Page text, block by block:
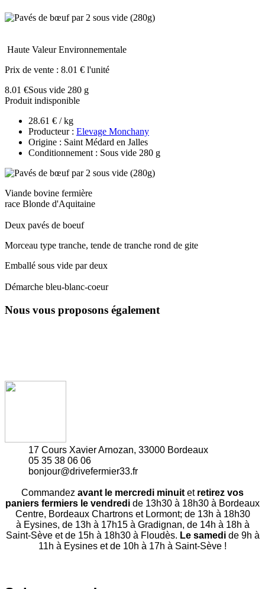
Haute Valeur Environnementale
Prix de vente : 8.01 € l'unité
8.01 €Sous vide 280 g
Produit indisponible
28.61 € / kg
Producteur : Elevage Monchany
Origine : Saint Médard en Jalles
Conditionnement : Sous vide 280 g
Viande bovine fermière
race Blonde d'Aquitaine
Deux pavés de boeuf
Morceau type tranche, tende de tranche rond de gite
Emballé sous vide par deux
Démarche bleu-blanc-coeur
Nous vous proposons également
17 Cours Xavier Arnozan, 33000 Bordeaux
05 35 38 06 06
bonjour@drivefermier33.fr
Commandez avant le mercredi minuit et retirez vos
paniers fermiers le vendredi de 13h30 à 18h30 à Bordeaux
Centre, Bordeaux Chartrons et Lormont; de 13h à 18h30
à Eysines, de 13h à 17h15 à Gradignan, de 14h à 18h à
Saint-Sève et de 15h à 18h30 à Floudès. Le samedi de 9h à
11h à Eysines et de 10h à 17h à Saint-Sève !